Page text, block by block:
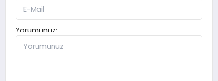
Yorumunuz: